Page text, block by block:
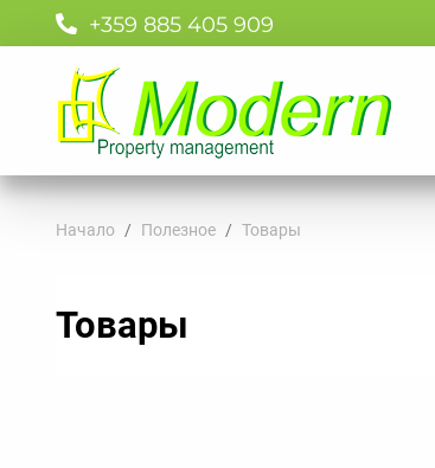
+359 885 405 909
Начало Полезное Товары
Товары